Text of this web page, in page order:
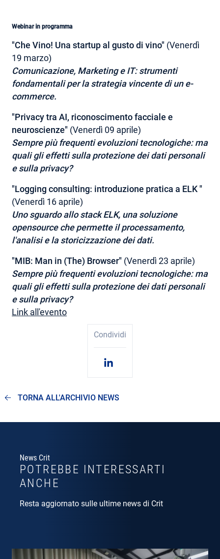
Webinar in programma
"Che Vino! Una startup al gusto di vino" (Venerdì
19 marzo)
Comunicazione, Marketing e IT: strumenti
fondamentali per la strategia vincente di un e-
commerce.
"Privacy tra AI, riconoscimento facciale e
neuroscienze" (Venerdì 09 aprile)
Sempre più frequenti evoluzioni tecnologiche: ma
quali gli effetti sulla protezione dei dati personali
e sulla privacy?
"Logging consulting: introduzione pratica a ELK "
(Venerdì 16 aprile)
Uno sguardo allo stack ELK, una soluzione
opensource che permette il processamento,
l'analisi e la storicizzazione dei dati.
"MIB: Man in (The) Browser" (Venerdì 23 aprile)
Sempre più frequenti evoluzioni tecnologiche: ma
quali gli effetti sulla protezione dei dati personali
e sulla privacy?
Link all'evento
Condividi
TORNA ALL'ARCHIVIO NEWS
News Crit
POTREBBE INTERESSARTI
ANCHE
Resta aggiornato sulle ultime news di Crit